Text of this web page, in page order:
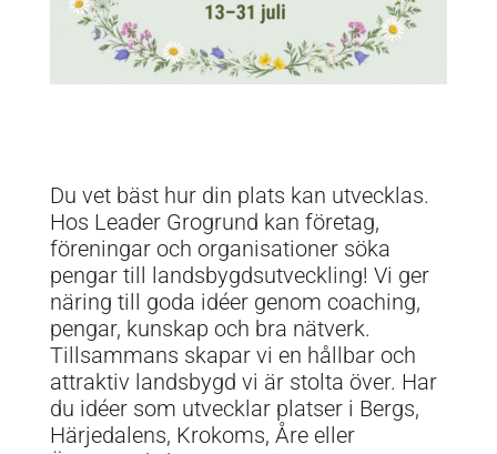
Du vet bäst hur din plats kan utvecklas.
Hos Leader Grogrund kan företag,
föreningar och organisationer söka
pengar till landsbygdsutveckling! Vi ger
näring till goda idéer genom coaching,
pengar, kunskap och bra nätverk.
Tillsammans skapar vi en hållbar och
attraktiv landsbygd vi är stolta över. Har
du idéer som utvecklar platser i Bergs,
Härjedalens, Krokoms, Åre eller